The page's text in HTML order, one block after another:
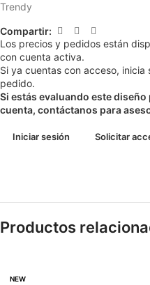
Trendy
Compartir:
Los precios y pedidos están
con cuenta activa.
Si ya cuentas con acceso,
pedido.
Si estás evaluando este
cuenta, contáctanos para
Iniciar sesión Solicitar
Productos
NEW